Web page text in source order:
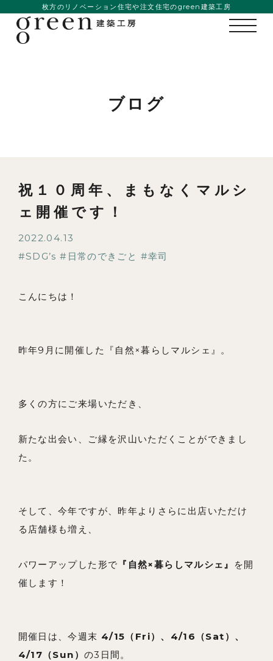
メンバー
リノベーションとは
お問い合わせ
枚方のリノベーション住宅や注文住宅のgreen建築工房
ブログ
祝１０周年、まもなくマルシ
ェ開催です！
2022.04.13
SDG’s
日常のできごと 幸司
こんにちは！
昨年9月に開催した『自然×暮らしマルシェ』。
多くの方にご来場いただき、
新たな出会い、ご縁を沢山いただくことができまし
た。
そして、今年ですが、昨年よりさらに出店いただけ
る店舗様も増え、
パワーアップした形で 『自然×暮らしマルシェ』
を開
催します！
開催日は、今週末 4/15（Fri）、4/16（Sat）、
4/17（Sun） の3日間。